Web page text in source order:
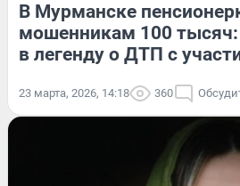
В Мурманске
мошенникам 100 тысяч:
в легенду о ДТП с
23 марта, 2026, 14:18 360